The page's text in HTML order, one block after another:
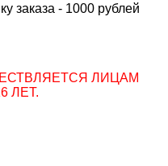
заказа - 1000 рублей
ЛИЦАМ
ЛЕТ.